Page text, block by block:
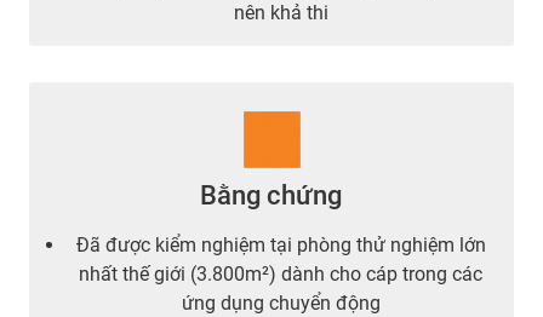
nên khả thi
Bằng chứng
Đã được kiểm nghiệm tại phòng thử nghiệm lớn
nhất thế giới (3.800m²) dành cho cáp trong các
ứng dụng chuyển động